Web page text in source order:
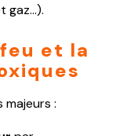
gaz…).
et la
: